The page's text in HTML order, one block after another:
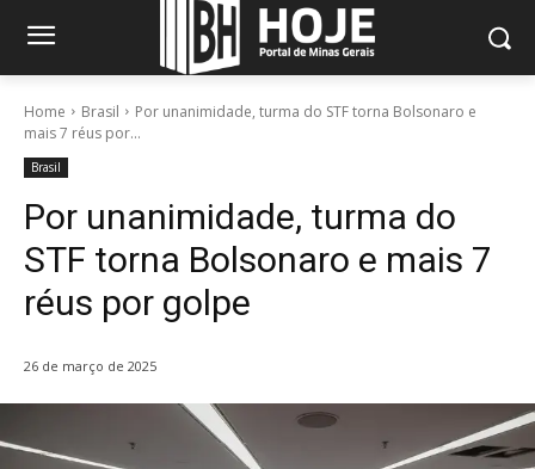
Home Brasil
Por unanimidade, turma do STF torna Bolsonaro e
mais 7 réus por...
Brasil
Por unanimidade, turma do
STF torna Bolsonaro e mais 7
réus por golpe
26 de março de 2025